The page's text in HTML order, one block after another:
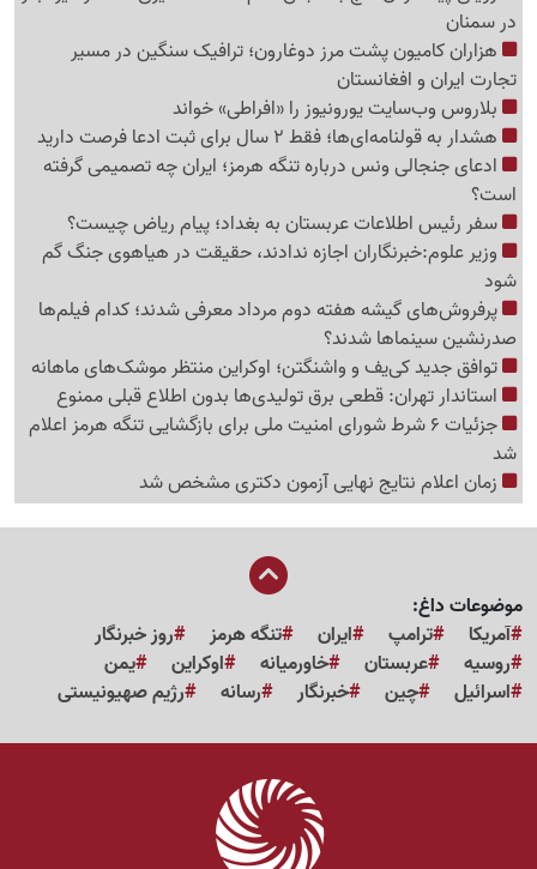
در سمنان
هزاران کامیون پشت مرز دوغارون؛ ترافیک سنگین در مسیر
تجارت ایران و افغانستان
بلاروس وب‌سایت یورونیوز را «افراطی» خواند
هشدار به قولنامه‌ای‌ها؛ فقط 2 سال برای ثبت ادعا فرصت دارید
ادعای جنجالی ونس درباره تنگه هرمز؛ ایران چه تصمیمی گرفته
است؟
سفر رئیس اطلاعات عربستان به بغداد؛ پیام ریاض چیست؟
وزیر علوم:خبرنگاران اجازه ندادند، حقیقت در هیاهوی جنگ گم
شود
پرفروش‌های گیشه هفته دوم مرداد معرفی شدند؛ کدام فیلم‌ها
صدرنشین سینماها شدند؟
توافق جدید کی‌یف و واشنگتن؛ اوکراین منتظر موشک‌های ماهانه
استاندار تهران: قطعی برق تولیدی‌ها بدون اطلاع قبلی ممنوع
جزئیات 6 شرط شورای امنیت ملی برای بازگشایی تنگه هرمز اعلام
شد
زمان اعلام نتایج نهایی آزمون دکتری مشخص شد
موضوعات داغ:
آمریکا
ترامپ ایران تنگه هرمز
روز خبرنگار
روسیه
عربستان خاورمیانه اوکراین
یمن
اسرائیل
چین خبرنگار رسانه رژیم صهیونیستی